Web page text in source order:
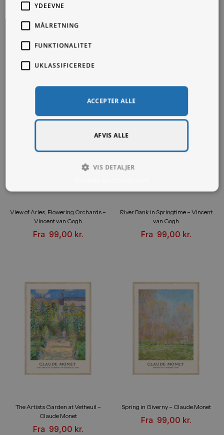
Fra99,00kr.
View of Arles, Flowering Orchards –
Vincent van Gogh
Fra 99,00 kr.
River Bank in Springtime – Vincent
van Gogh
Fra 99,00 kr.
The Artists Garden at Vetheuil –
Claude Monet
Fra 99,00 kr.
Spring in Giverny – Claude Monet
Fra 99,00 kr.
YDEEVNE
MÅLRETNING
FUNKTIONALITET
UKLASSIFICEREDE
ACCEPTER ALLE
AFVIS ALLE
VIS DETALJER